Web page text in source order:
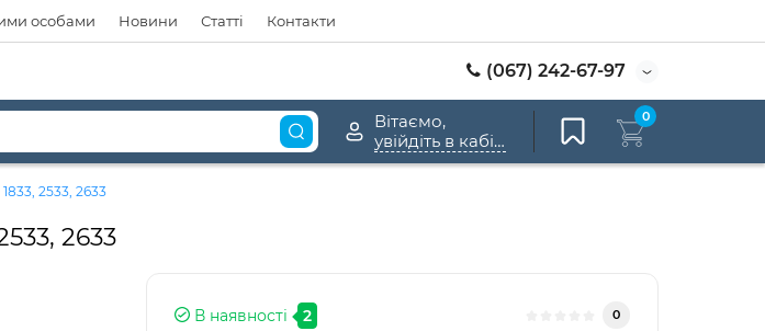
особами Новини Статті Контакти
(067) 242-67-97
Вітаємо,
увійдіть в кабінет
0
2533, 2633
2633
В наявності 2 0